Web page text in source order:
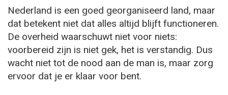
Nederland is een goed georganiseerd land, maar
dat betekent niet dat alles altijd blijft functioneren.
De overheid waarschuwt niet voor niets:
voorbereid zijn is niet gek, het is verstandig. Dus
wacht niet tot de nood aan de man is, maar zorg
ervoor dat je er klaar voor bent.